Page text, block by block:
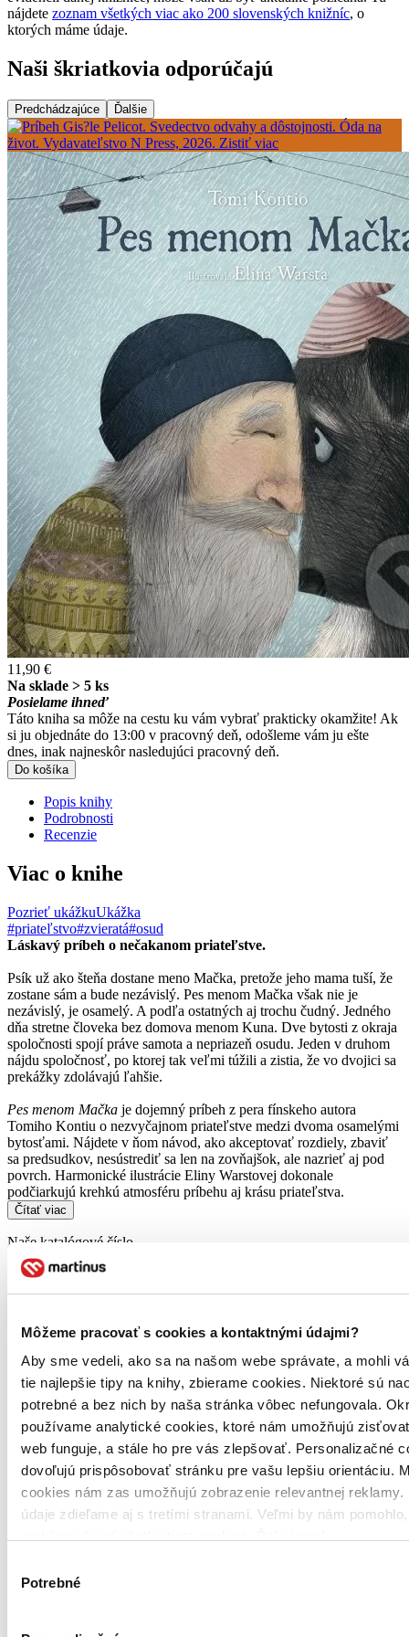
Môžeme pracovať s cookies a kontaktnými údajmi?
Aby sme vedeli, ako sa na našom webe správate, a mohli
tie najlepšie tipy na knihy, zbierame cookies. Niektoré sú
potrebné a bez nich by naša stránka vôbec nefungovala.
používame analytické cookies, ktoré nám umožňujú
web funguje, a stále ho pre vás zlepšovať. Personalizačné
dovoľujú prispôsobovať stránku pre vašu lepšiu orientáciu.
cookies nám zas umožňujú zobrazenie relevantnej reklamy.
údaje zdieľame aj s tretími stranami. Veľmi by nám
súhlasu
Potrebné
nájdete zoznam všetkých viac ako 200 slovenských knižníc, o
ktorých máme údaje.
Naši škriatkovia odporúčajú
Predchádzajúce Ďalšie
11,90 €
Na sklade > 5 ks
Posielame ihneď
Táto kniha sa môže na cestu ku vám vybrať prakticky okamžite! Ak
si ju objednáte do 13:00 v pracovný deň, odošleme vám ju ešte
dnes, inak najneskôr nasledujúci pracovný deň.
Do košíka
Popis knihy
Podrobnosti
Recenzie
Viac o knihe
Pozrieť ukážkuUkážka
#priateľstvo#zvieratá#osud
Láskavý príbeh o nečakanom priateľstve.
Psík už ako šteňa dostane meno Mačka, pretože jeho mama tuší, že
zostane sám a bude nezávislý. Pes menom Mačka však nie je
nezávislý, je osamelý. A podľa ostatných aj trochu čudný. Jedného
dňa stretne človeka bez domova menom Kuna. Dve bytosti z okraja
spoločnosti spojí práve samota a nepriazeň osudu. Jeden v druhom
nájdu spoločnosť, po ktorej tak veľmi túžili a zistia, že vo dvojici sa
prekážky zdolávajú ľahšie.
Pes menom Mačka je dojemný príbeh z pera fínskeho autora
Tomiho Kontiu o nezvyčajnom priateľstve medzi dvoma osamelými
bytosťami. Nájdete v ňom návod, ako akceptovať rozdiely, zbaviť
sa predsudkov, nesústrediť sa len na zovňajšok, ale nazrieť aj pod
povrch. Harmonické ilustrácie Eliny Warstovej dokonale
podčiarkujú krehkú atmosféru príbehu aj krásu priateľstva.
Čítať viac
Naše katalógové číslo
1824053
Väzba
pevná väzba
Rozmer
245×245 mm
Hmotnosť
478 g
ISBN
9788055187105
Dátum vydania
16. 2. 2023
Vekové odporúčanie
6+